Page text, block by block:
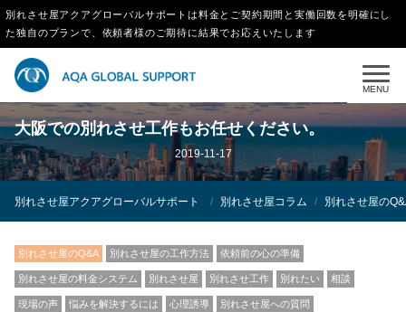
別れさせ屋アクアグローバルサポートは料金とご契約期間と実働回数を明確にし
た独自のプランで、依頼者様のご期待に結果でお応えいたします
MENU
大阪での別れさせ工作もお任せください。
2019-11-17
別れさせ屋アクアグローバルサポート 別れさせ屋コラム 別れさせ屋の
別れさせ屋のQ&A 別れさせ屋の工作方法 依頼前の心の準備
別れさせ屋の料金システム 別れさせ屋 別れさせ工作 別れたい 相談
現場の声 悩みを解決するには 心理誘導 別れさせ屋への質問